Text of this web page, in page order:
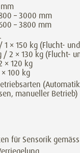
– 3000 mm
– 3800 mm
× 150 kg (Flucht-
2 × 130 kg (Flucht-
× 120 kg
100 kg
manueller Betrieb)
für Sensorik gemäss